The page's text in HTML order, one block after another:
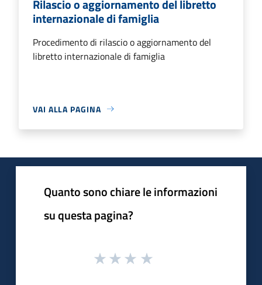
Rilascio o aggiornamento del libretto
internazionale di famiglia
Procedimento di rilascio o aggiornamento del
libretto internazionale di famiglia
VAI ALLA PAGINA
Quanto sono chiare le informazioni
su questa pagina?